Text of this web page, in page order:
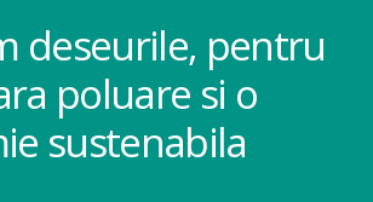
deseurile, pentru
poluare si o
sustenabila